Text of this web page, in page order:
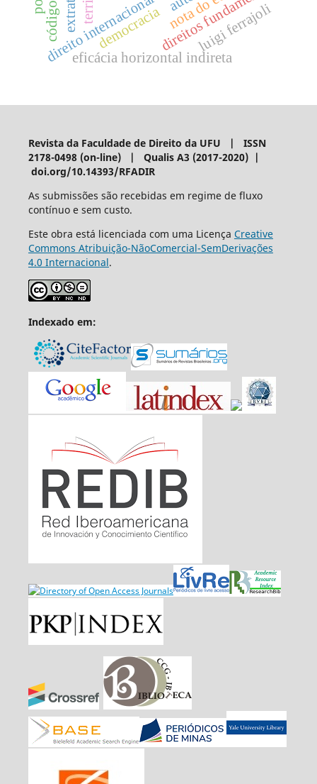
direito internacional
eficácia horizontal indireta
democracia luigi ferrajoli
Revista da Faculdade de Direito da UFU | ISSN
2178-0498 (on-line) | Qualis A3 (2017-2020) |
doi.org/10.14393/RFADIR
As submissões são recebidas em regime de fluxo
contínuo e sem custo.
Este obra está licenciada com uma Licença Creative
Commons Atribuição-NãoComercial-SemDerivações
4.0 Internacional.
Indexado em: